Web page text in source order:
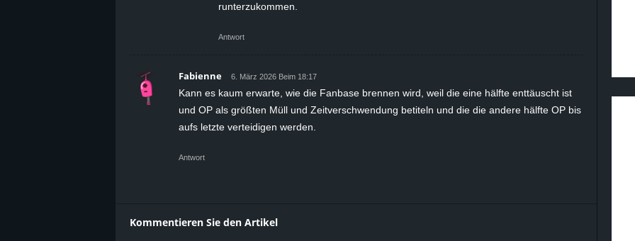
runterzukommen.
Antwort
Fabienne 6. März 2026 Beim 18:17
Kann es kaum erwarte, wie die Fanbase brennen wird, weil die eine hälfte enttäuscht ist
und OP als größten Müll und Zeitverschwendung betiteln und die die andere hälfte OP bis
aufs letzte verteidigen werden.
Antwort
Kommentieren Sie den Artikel